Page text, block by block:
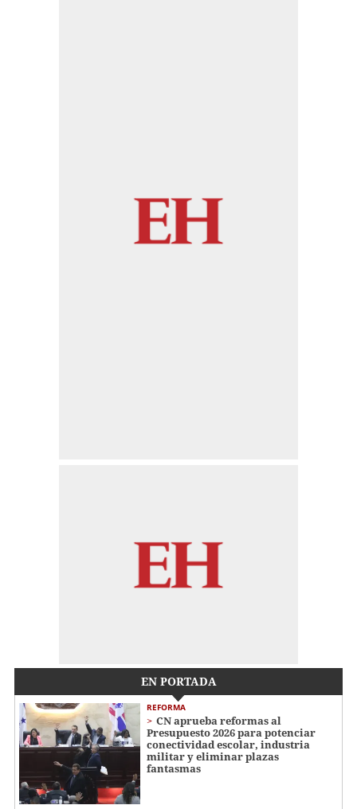
EN PORTADA
REFORMA
CN aprueba reformas al
Presupuesto 2026 para potenciar
conectividad escolar, industria
militar y eliminar plazas
fantasmas